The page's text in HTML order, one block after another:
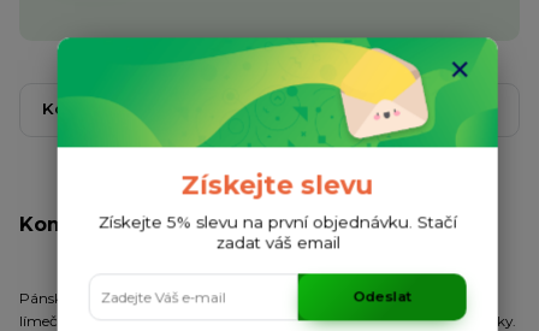
Kompletní specifikace Komentáře 0
Kompletní specifikace
Pánský/dětský sportovní set - tričko + šortky. Tričko s korejským
límečkem s otevřením na patent. Vnitřní strana rukávu z prodyšné látky.
Získejte slevu
Získejte 5% slevu na první objednávku. Stačí
zadat váš email
Odeslat